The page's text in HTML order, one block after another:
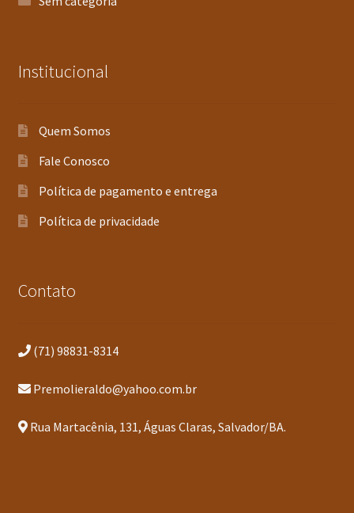
Institucional
Quem Somos
Fale Conosco
Política de pagamento e entrega
Política de privacidade
Contato
(71) 98831-8314
Premolieraldo@yahoo.com.br
Rua Martacênia, 131, Águas Claras, Salvador/BA.